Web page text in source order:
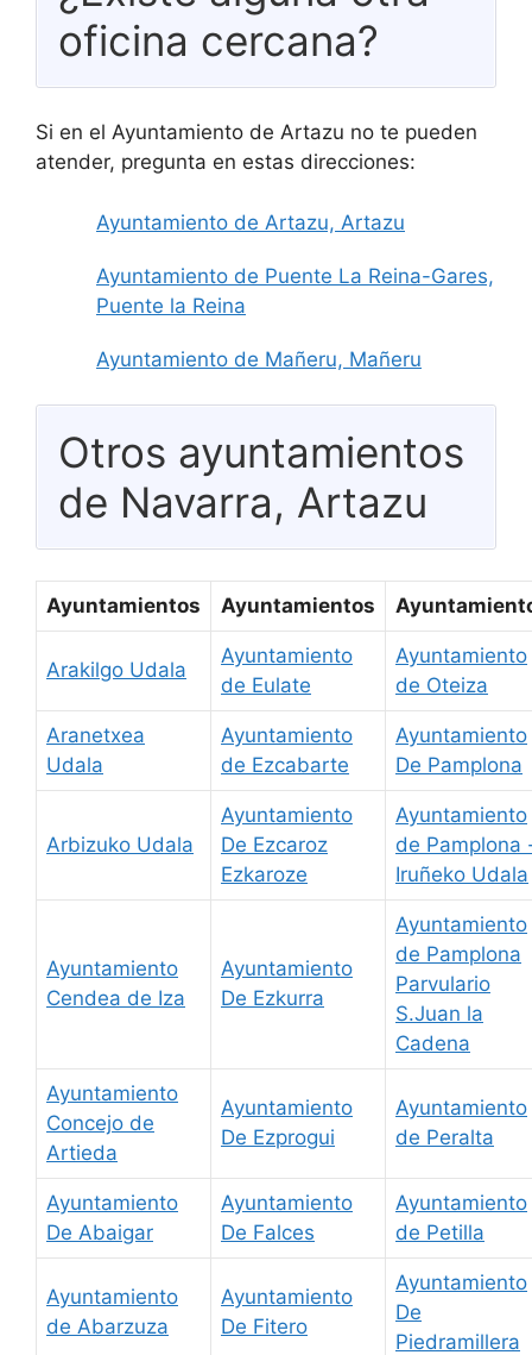
oficina cercana?
Si en el Ayuntamiento de Artazu no te pueden
atender, pregunta en estas direcciones:
Ayuntamiento de Artazu, Artazu
Ayuntamiento de Puente La Reina-Gares,
Puente la Reina
Ayuntamiento de Mañeru, Mañeru
Otros ayuntamientos
de Navarra, Artazu
Ayuntamientos Ayuntamientos
Arakilgo Udala
Ayuntamiento
de Eulate
Ayuntamiento
de Oteiza
Aranetxea
Udala
Ayuntamiento
de Ezcabarte
Ayuntamiento
De Pamplona
Arbizuko Udala
Ayuntamiento
De Ezcaroz
Ezkaroze
Ayuntamiento
de Pamplona
Iruñeko Udala
Ayuntamiento
Cendea de Iza
Ayuntamiento
De Ezkurra
Ayuntamiento
de Pamplona
Parvulario
S.Juan la
Cadena
Ayuntamiento
Concejo de
Artieda
Ayuntamiento
De Ezprogui
Ayuntamiento
de Peralta
Ayuntamiento
De Abaigar
Ayuntamiento
De Falces
Ayuntamiento
de Petilla
Ayuntamiento
de Abarzuza
Ayuntamiento
De Fitero
Ayuntamiento
De
Piedramillera